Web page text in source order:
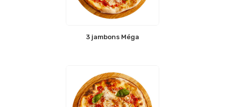
3 jambons Méga